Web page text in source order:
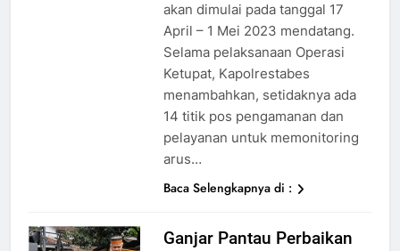
akan dimulai pada tanggal 17
April – 1 Mei 2023 mendatang.
Selama pelaksanaan Operasi
Ketupat, Kapolrestabes
menambahkan, setidaknya ada
14 titik pos pengamanan dan
pelayanan untuk memonitoring
arus…
Baca Selengkapnya di :
Ganjar Pantau Perbaikan